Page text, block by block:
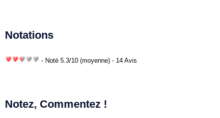
Notations
- Noté 5.3/10 (moyenne) - 14 Avis
Notez, Commentez !